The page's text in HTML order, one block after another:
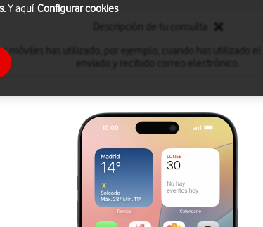
móviles has utilizado, por ejemplo, cuando has utilizado
Y aquí Configurar cookies